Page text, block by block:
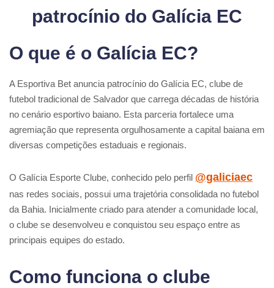
patrocínio do Galícia EC
O que é o Galícia EC?
A Esportiva Bet anuncia patrocínio do Galícia EC, clube de
futebol tradicional de Salvador que carrega décadas de história
no cenário esportivo baiano. Esta parceria fortalece uma
agremiação que representa orgulhosamente a capital baiana em
diversas competições estaduais e regionais.
O Galícia Esporte Clube, conhecido pelo perfil @galiciaec
nas redes sociais, possui uma trajetória consolidada no futebol
da Bahia. Inicialmente criado para atender a comunidade local,
o clube se desenvolveu e conquistou seu espaço entre as
principais equipes do estado.
Como funciona o clube